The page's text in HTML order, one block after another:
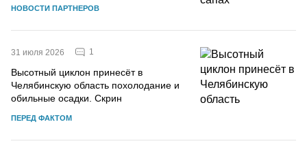
НОВОСТИ ПАРТНЕРОВ
31 июля 2026 1
Высотный циклон принесёт в
Челябинскую область похолодание и
обильные осадки. Скрин
ПЕРЕД ФАКТОМ